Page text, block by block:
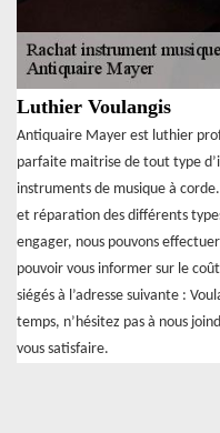
Luthier Voulangis
Antiquaire Mayer est luthier
parfaite maitrise de tout type
instruments de musique à
et réparation des différents
engager, nous pouvons
pouvoir vous informer sur le
siégés à l’adresse suivante :
temps, n’hésitez pas à nous
vous satisfaire.